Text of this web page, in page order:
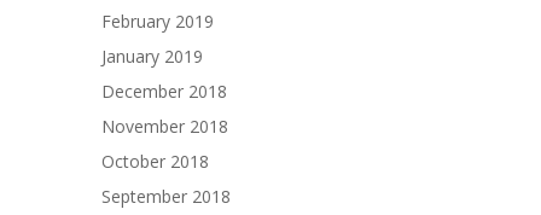
February 2019
January 2019
December 2018
November 2018
October 2018
September 2018